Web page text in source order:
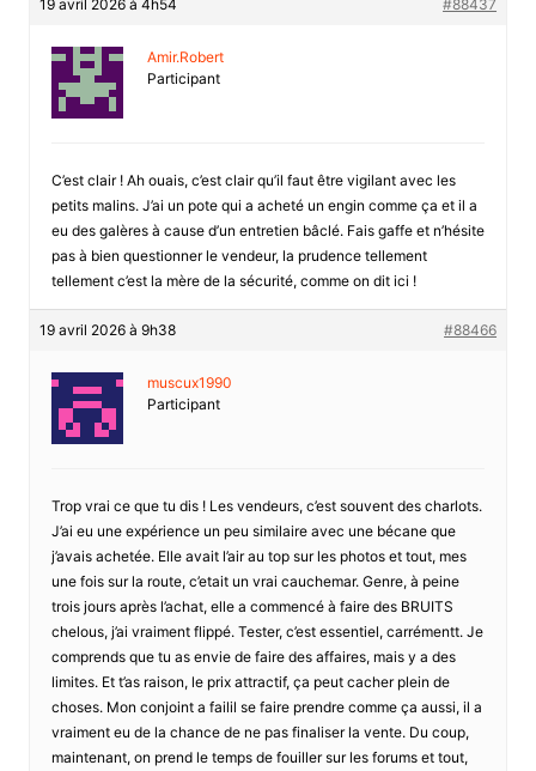
19 avril 2026 à 4h54 #88437
Amir.Robert
Participant
C’est clair ! Ah ouais, c’est clair qu’il faut être vigilant avec les
petits malins. J’ai un pote qui a acheté un engin comme ça et il a
eu des galères à cause d’un entretien bâclé. Fais gaffe et n’hésite
pas à bien questionner le vendeur, la prudence tellement
tellement c’est la mère de la sécurité, comme on dit ici !
19 avril 2026 à 9h38 #88466
muscux1990
Participant
Trop vrai ce que tu dis ! Les vendeurs, c’est souvent des charlots.
J’ai eu une expérience un peu similaire avec une bécane que
j’avais achetée. Elle avait l’air au top sur les photos et tout, mes
une fois sur la route, c’etait un vrai cauchemar. Genre, à peine
trois jours après l’achat, elle a commencé à faire des BRUITS
chelous, j’ai vraiment flippé. Tester, c’est essentiel, carrémentt. Je
comprends que tu as envie de faire des affaires, mais y a des
limites. Et t’as raison, le prix attractif, ça peut cacher plein de
choses. Mon conjoint a failil se faire prendre comme ça aussi, il a
vraiment eu de la chance de ne pas finaliser la vente. Du coup,
maintenant, on prend le temps de fouiller sur les forums et tout,